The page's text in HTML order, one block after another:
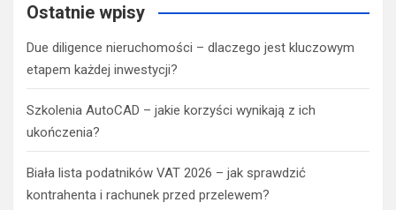
Ostatnie wpisy
Due diligence nieruchomości – dlaczego jest kluczowym
etapem każdej inwestycji?
Szkolenia AutoCAD – jakie korzyści wynikają z ich
ukończenia?
Biała lista podatników VAT 2026 – jak sprawdzić
kontrahenta i rachunek przed przelewem?